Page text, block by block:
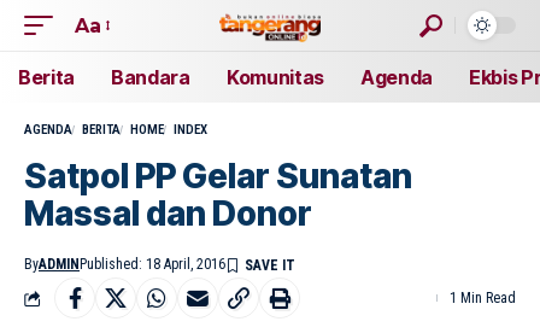
Aa
Berita Bandara Komunitas Agenda Ekbis
AGENDA BERITA HOME INDEX
Satpol PP Gelar Sunatan
Massal dan Donor
ByADMIN Published: 18 April, 2016
1 Min Read